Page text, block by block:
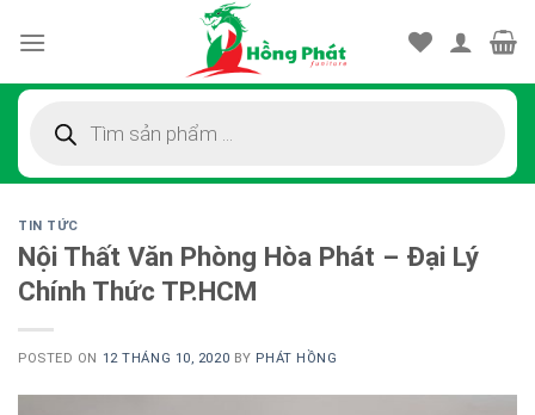
kiếm
TIN TỨC
Nội Thất Văn Phòng Hòa Phát – Đại Lý
Chính Thức TP.HCM
POSTED ON 12 THÁNG 10, 2020 BY PHÁT HỒNG